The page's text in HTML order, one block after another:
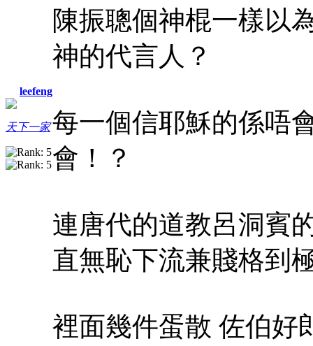
leefeng
天下一家
陳振聰個神棍一樣以
神的代言人？
每一個信耶穌的係唔
會！？
連唐代的道教呂洞賓
直無恥下流兼賤格到
裡面幾件蛋散 佐伯